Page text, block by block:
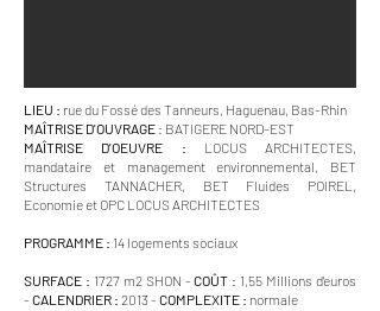
LIEU : rue du Fossé des Tanneurs, Haguenau, Bas-Rhin
MAÎTRISE D'OUVRAGE : BATIGERE NORD-EST
MAÎTRISE D'OEUVRE : LOCUS ARCHITECTES,
mandataire et management environnemental, BET
Structures TANNACHER, BET Fluides POIREL,
Economie et OPC LOCUS ARCHITECTES
PROGRAMME : 14 logements sociaux
SURFACE : 1727 m2 SHON -COÛT : 1,55 Millions d'euros
- CALENDRIER : 2013 - COMPLEXITE : normale